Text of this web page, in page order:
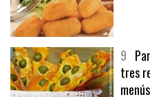
9
tres
menús